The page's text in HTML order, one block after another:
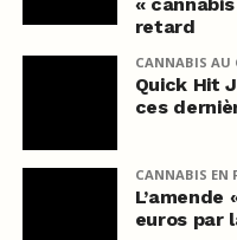
retard
CANNABIS AU
Quick Hit
ces
CANNABIS EN
euros par